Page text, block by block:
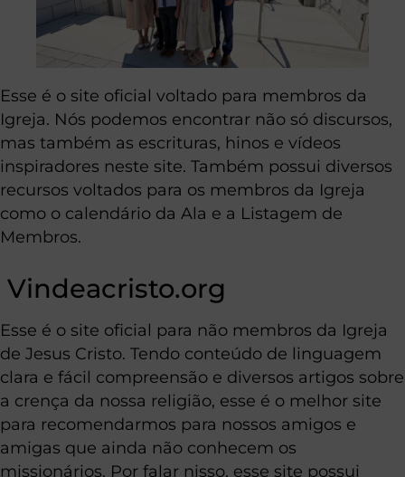
Esse é o site oficial voltado para membros da
Igreja. Nós podemos encontrar não só discursos,
mas também as escrituras, hinos e vídeos
inspiradores neste site. Também possui diversos
recursos voltados para os membros da Igreja
como o calendário da Ala e a Listagem de
Membros.
Vindeacristo.org
Esse é o site oficial para não membros da Igreja
de Jesus Cristo. Tendo conteúdo de linguagem
clara e fácil compreensão e diversos artigos sobre
a crença da nossa religião, esse é o melhor site
para recomendarmos para nossos amigos e
amigas que ainda não conhecem os
missionários. Por falar nisso, esse site possui